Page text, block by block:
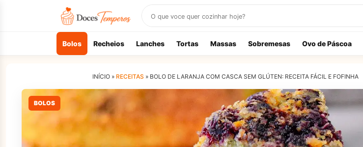
receitas
Bolos Recheios Lanches Tortas Massas Sobremesas Ovo de Páscoa
INÍCIO » RECEITAS » BOLO DE LARANJA COM CASCA SEM GLÚTEN: RECEITA FÁCIL E FOFINHA
BOLOS